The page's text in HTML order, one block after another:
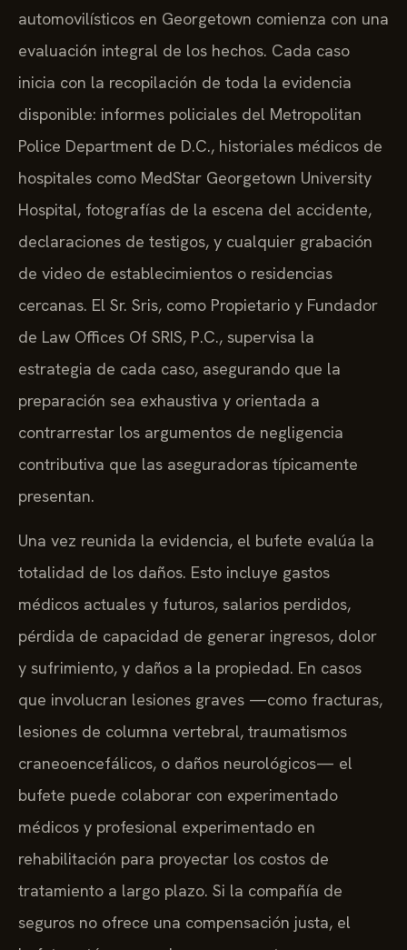
automovilísticos en Georgetown comienza con una
evaluación integral de los hechos. Cada caso
inicia con la recopilación de toda la evidencia
disponible: informes policiales del Metropolitan
Police Department de D.C., historiales médicos de
hospitales como MedStar Georgetown University
Hospital, fotografías de la escena del accidente,
declaraciones de testigos, y cualquier grabación
de video de establecimientos o residencias
cercanas. El Sr. Sris, como Propietario y Fundador
de Law Offices Of SRIS, P.C., supervisa la
estrategia de cada caso, asegurando que la
preparación sea exhaustiva y orientada a
contrarrestar los argumentos de negligencia
contributiva que las aseguradoras típicamente
presentan.
Una vez reunida la evidencia, el bufete evalúa la
totalidad de los daños. Esto incluye gastos
médicos actuales y futuros, salarios perdidos,
pérdida de capacidad de generar ingresos, dolor
y sufrimiento, y daños a la propiedad. En casos
que involucran lesiones graves —como fracturas,
lesiones de columna vertebral, traumatismos
craneoencefálicos, o daños neurológicos— el
bufete puede colaborar con experimentado
médicos y profesional experimentado en
rehabilitación para proyectar los costos de
tratamiento a largo plazo. Si la compañía de
seguros no ofrece una compensación justa, el